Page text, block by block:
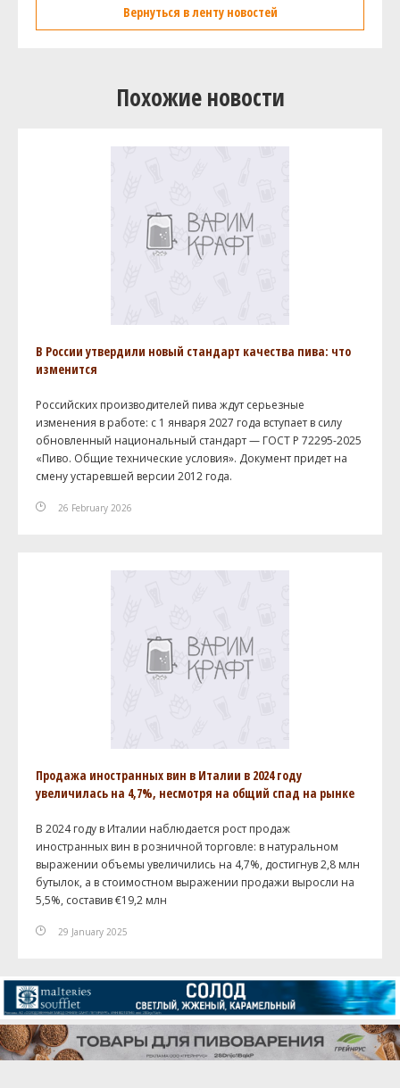
Вернуться в ленту новостей
Похожие новости
В России утвердили новый стандарт качества пива: что
изменится
Российских производителей пива ждут серьезные
изменения в работе: с 1 января 2027 года вступает в силу
обновленный национальный стандарт — ГОСТ Р 72295-2025
«Пиво. Общие технические условия». Документ придет на
смену устаревшей версии 2012 года.
26 February 2026
Продажа иностранных вин в Италии в 2024 году
увеличилась на 4,7%, несмотря на общий спад на рынке
В 2024 году в Италии наблюдается рост продаж
иностранных вин в розничной торговле: в натуральном
выражении объемы увеличились на 4,7%, достигнув 2,8 млн
бутылок, а в стоимостном выражении продажи выросли на
5,5%, составив €19,2 млн
29 January 2025